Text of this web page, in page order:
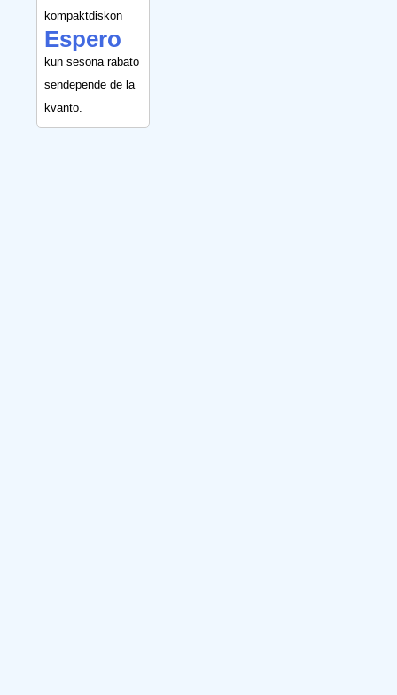
kompaktdiskon
Espero
kun sesona rabato
sendepende de la
kvanto.